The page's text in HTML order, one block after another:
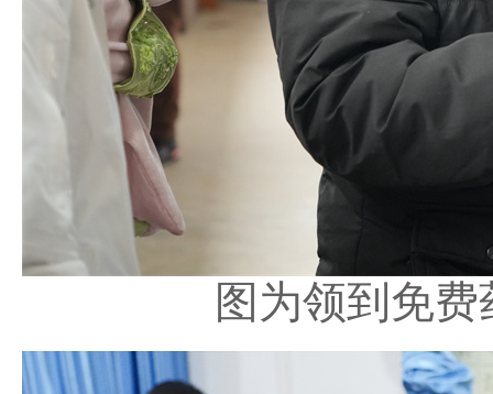
图为领到免